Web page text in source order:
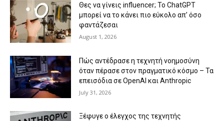
Θες να γίνεις influencer; Το ChatGPT
μπορεί να το κάνει πιο εύκολο απ’ όσο
φαντάζεσαι
August 1, 2026
Πώς αντέδρασε η τεχνητή νοημοσύνη
όταν πέρασε στον πραγματικό κόσμο – Τα
επεισόδια σε OpenAI και Anthropic
July 31, 2026
Ξέφυγε ο έλεγχος της τεχνητής